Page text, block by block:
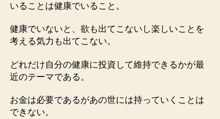
いることは健康でいること。
健康でいないと、欲も出てこないし楽しいことを
考える気力も出てこない。
どれだけ自分の健康に投資して維持できるかが最
近のテーマである。
お金は必要であるがあの世には持っていくことは
できない。